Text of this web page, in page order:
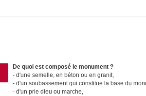
De quoi est composé le monument ?
d'une semelle, en béton ou en granit,
d'un soubassement qui constitue la base du
d'un prie dieu ou marche,